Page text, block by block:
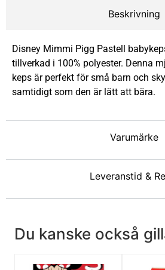
Beskrivning
Varumärke
Leveranstid &
Disney Mimmi Pigg Pastell
tillverkad i 100% polyester. Denna
keps är perfekt för små barn och
samtidigt som den är lätt att bära.
Du kanske också